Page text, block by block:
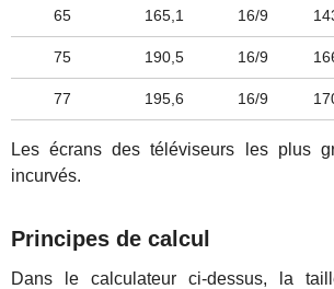
65 165,1 16/9
75 190,5 16/9
77 195,6 16/9
Les écrans des téléviseurs les plus
incurvés.
Principes de calcul
Dans le calculateur ci-dessus, la